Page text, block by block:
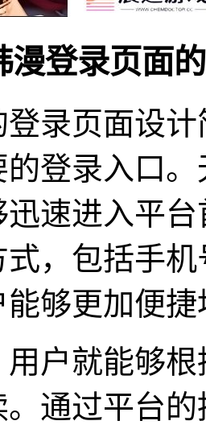
漫登录页面
登录页面设
的登录入口
迅速进入平
，包括手
能够更加便
户就能够
。通过平台